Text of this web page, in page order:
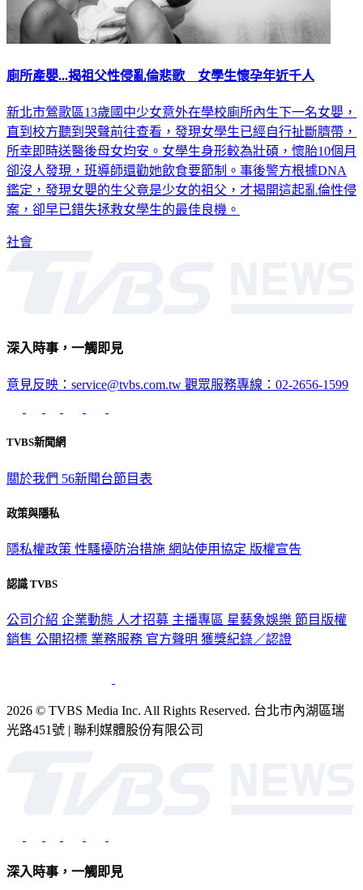
廁所產嬰...揭祖父性侵亂倫悲歌 女學生懷孕年近千人
新北市鶯歌區13歲國中少女意外在學校廁所內生下一名女嬰，
直到校方聽到哭聲前往查看，發現女學生已經自行扯斷臍帶，
所幸即時送醫後母女均安。女學生身形較為壯碩，懷胎10個月
卻沒人發現，班導師還勸她飲食要節制。事後警方根據DNA
鑑定，發現女嬰的生父竟是少女的祖父，才揭開這起亂倫性侵
案，卻早已錯失拯救女學生的最佳良機。
社會
深入時事，一觸即見
意見反映：service@tvbs.com.tw 觀眾服務專線：02-2656-1599
TVBS新聞網
關於我們 56新聞台節目表
政策與隱私
隱私權政策 性騷擾防治措施 網站使用協定 版權宣告
認識 TVBS
公司介紹 企業動態 人才招募 主播專區 星藝象娛樂 節目版權
銷售 公開招標 業務服務 官方聲明 獲獎紀錄／認證
2026 © TVBS Media Inc. All Rights Reserved. 台北市內湖區瑞
光路451號 | 聯利媒體股份有限公司
深入時事，一觸即見